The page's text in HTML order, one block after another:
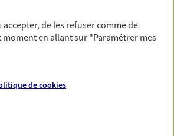
PRENDRE RENDEZ-VOUS
accepter, de les refuser comme de
moment en allant sur "Paramétrer mes
decookies